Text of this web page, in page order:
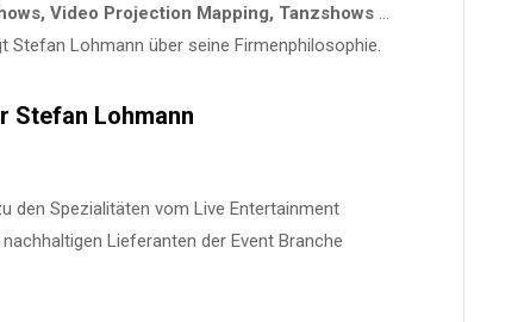
Video Projection Mapping, Tanzshows …
Stefan Lohmann über seine Firmenphilosophie.
Stefan Lohmann
den Spezialitäten vom Live Entertainment
Lieferanten der Event Branche